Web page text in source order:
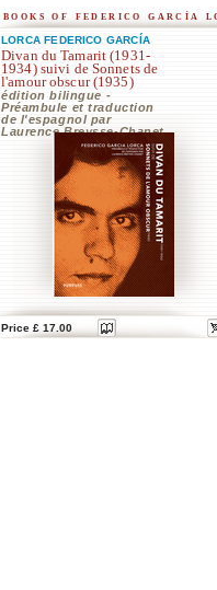
books of federico garcía
LORCA FEDERICO GARCÍA
Divan du Tamarit (1931-
1934) suivi de Sonnets de
l'amour obscur (1935)
édition bilingue -
Préambule et traduction
de l'espagnol par
Laurence Breysse-Chanet
Price £ 17.00